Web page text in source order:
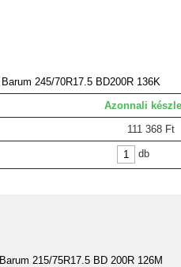
Barum 245/70R17.5 BD200R 136K
Azonnali
111 368 Ft
db
Barum 215/75R17.5 BD 200R 126M